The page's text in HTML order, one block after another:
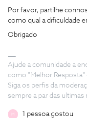
Por favor, partilhe
como qual a dificuldade
Obrigado
Ajude a comunidade a
como "Melhor
Siga os perfis da
sempre a par das ultimas
M 1 pessoa gostou